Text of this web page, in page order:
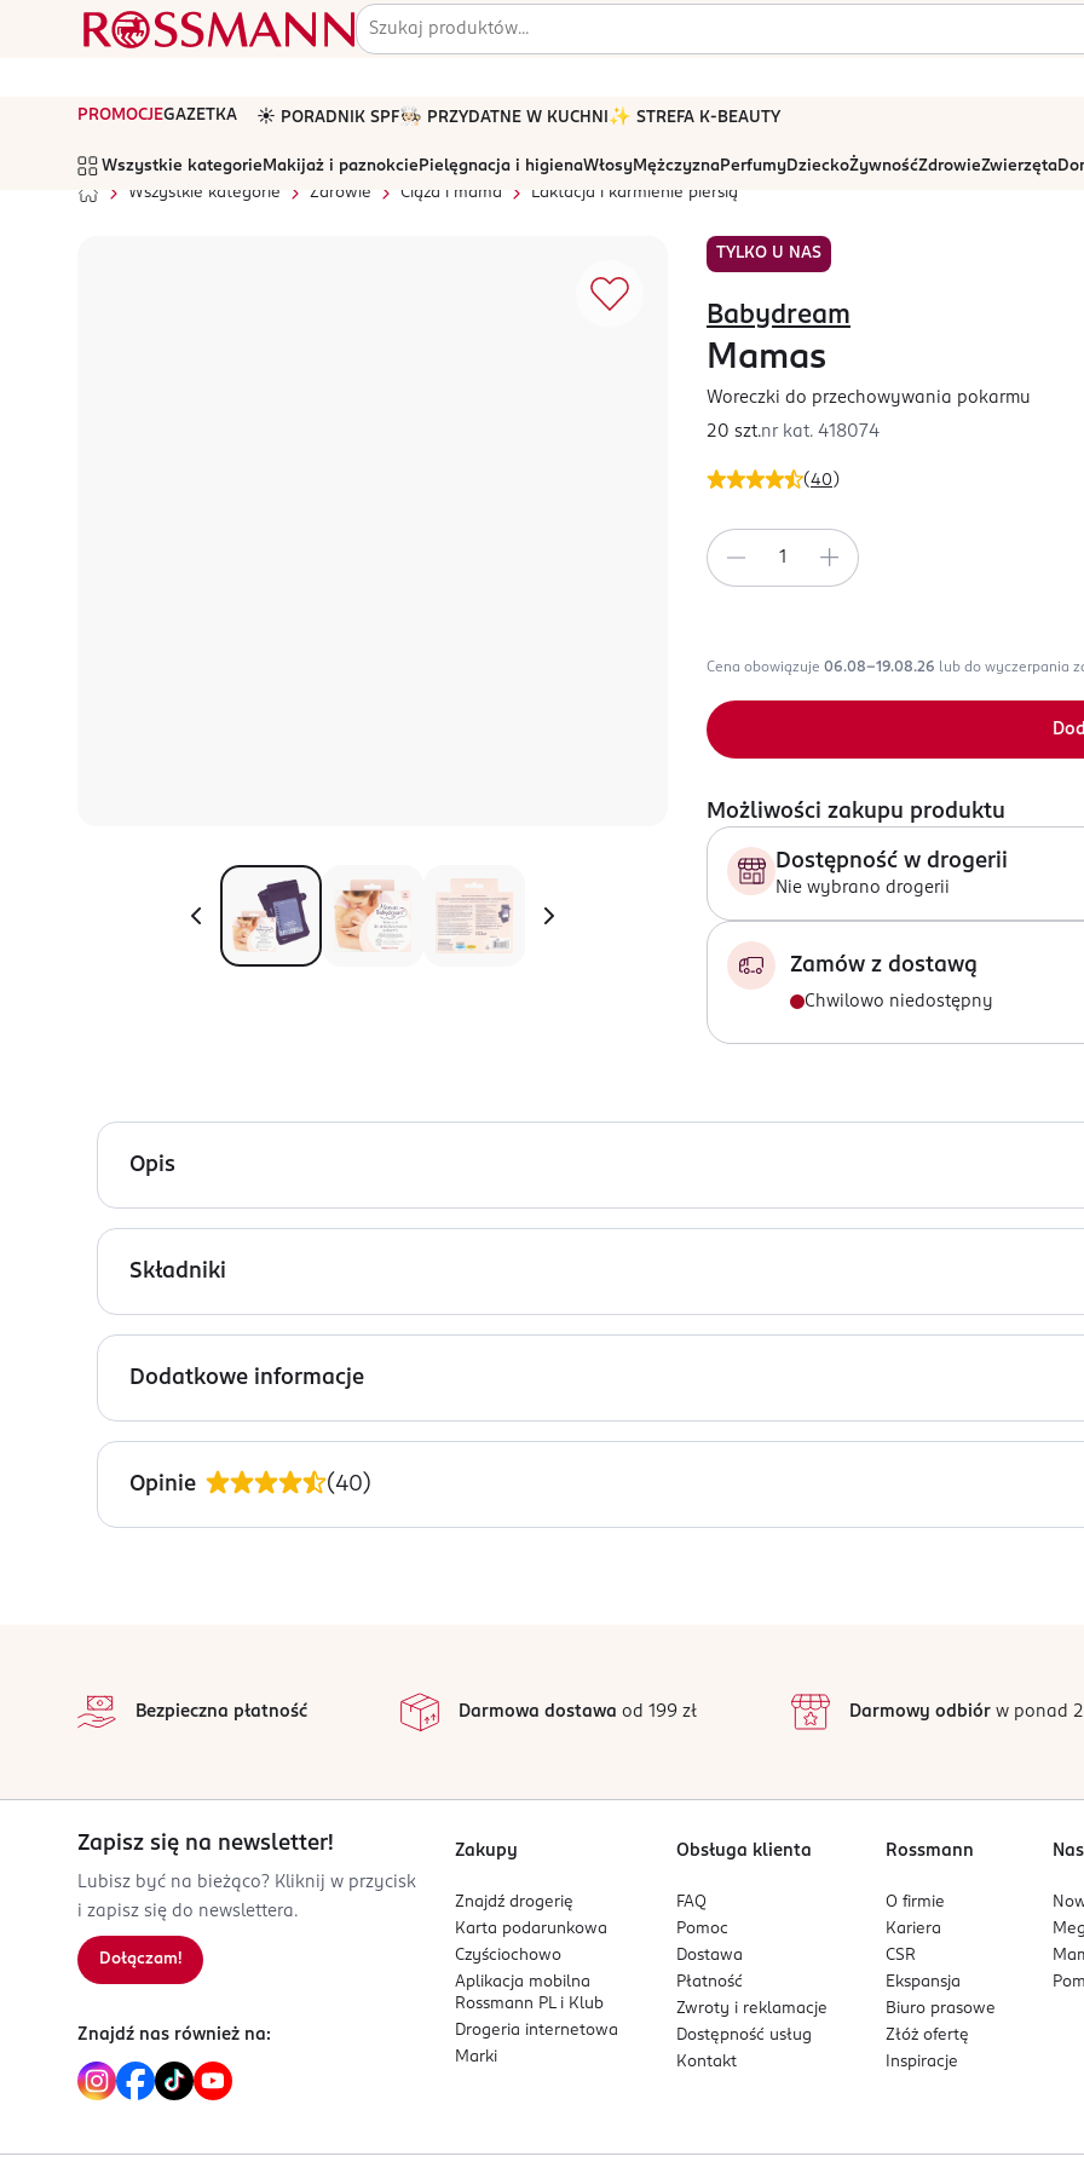
PROMOCJEGAZETKA ☀️ PORADNIK SPF🧑🏻‍🍳 PRZYDATNE W KUCHNI ✨ STREFA K-BEAUTY
Wszystkie kategorie Makijaż i paznokcie Pielęgnacja i higienaWłosyMężczyznaPerfumyDzieckoŻywnośćZdrowieZwierzęta
Wszystkie kategorie
Zdrowie Ciąża i mama Laktacja i karmienie piersią
TYLKO U NAS
(40 )
Babydream
Mamas
Woreczki do przechowywania pokarmu
20 szt.nr kat. 418074
Cena obowiązuje 06.08-19.08.26 lub do wyczerpania
Możliwości zakupu produktu
Dostępność w drogerii
Nie wybrano drogerii
Zamów z dostawą
Chwilowo niedostępny
Opis
Nasze woreczki do przechowywania pokarmu Babydream są wstępnie sterylizowane i szczelne dzięki
umożliwia postawienie woreczków w pozycji pionowej. Można je przechowywać w lodówce lub zamrażalniku.
Składniki
polietylen, politereftalan etylenu (PET).
Dodatkowe informacje
PRZYGOTOWANIE I STOSOWANIE
Zastosowanie:
Przed użyciem woreczków należy dokładnie umyć ręce mydłem i dobrze je spłukać. Rozerwij
rozsuń oba boki, aby go otworzyć.
Ostrożnie wyciśnij z woreczka jak najwięcej powietrza i zamknij go szczelnie za pomocą podwójnego zgrzewu.
woreczek w pozycji pionowej w lodówce. Jeżeli zamrażasz mleko, umieść woreczek w pozycji poziomej w
Instrukcje dotyczące przechowywania:
W lodówce: 48 godzin
Opinie (40)
2
1
Bezpieczna płatność Darmowa dostawa od 199 zł Darmowy odbiórw ponad
Zapisz się na newsletter!
Lubisz być na bieżąco? Kliknij w przycisk
i zapisz się do newslettera.
Dołączam!
Znajdź nas również na:
Zakupy
Znajdź drogerię
Karta podarunkowa
Czyściochowo
Aplikacja mobilna
Rossmann PL i Klub
Drogeria internetowa
Marki
Obsługa klienta
FAQ
Pomoc
Dostawa
Płatność
Zwroty i reklamacje
Dostępność usług
Kontakt
Rossmann
O firmie
Kariera
CSR
Ekspansja
Biuro prasowe
Złóż ofertę
Inspiracje